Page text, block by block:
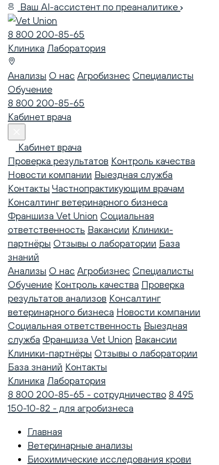
Ваш AI-ассистент по преаналитике
8 800 200-85-65
Клиника Лаборатория
Анализы О нас Агробизнес Специалисты
Обучение
8 800 200-85-65
Кабинет врача
Кабинет врача
Проверка результатов Контроль качества
Новости компании Выездная служба
Контакты Частнопрактикующим врачам
Консалтинг ветеринарного бизнеса
Франшиза Vet Union Социальная
ответственность Вакансии Клиники-
партнёры Отзывы о лаборатории База
знаний
Анализы О нас Агробизнес Специалисты
Обучение Контроль качества Проверка
результатов анализов Консалтинг
ветеринарного бизнеса Новости компании
Социальная ответственность Выездная
служба Франшиза Vet Union Вакансии
Клиники-партнёры Отзывы о лаборатории
База знаний Контакты
Клиника Лаборатория
8 800 200-85-65 - сотрудничество 8 495
150-10-82 - для агробизнеса
Главная
Ветеринарные анализы
Биохимические исследования крови